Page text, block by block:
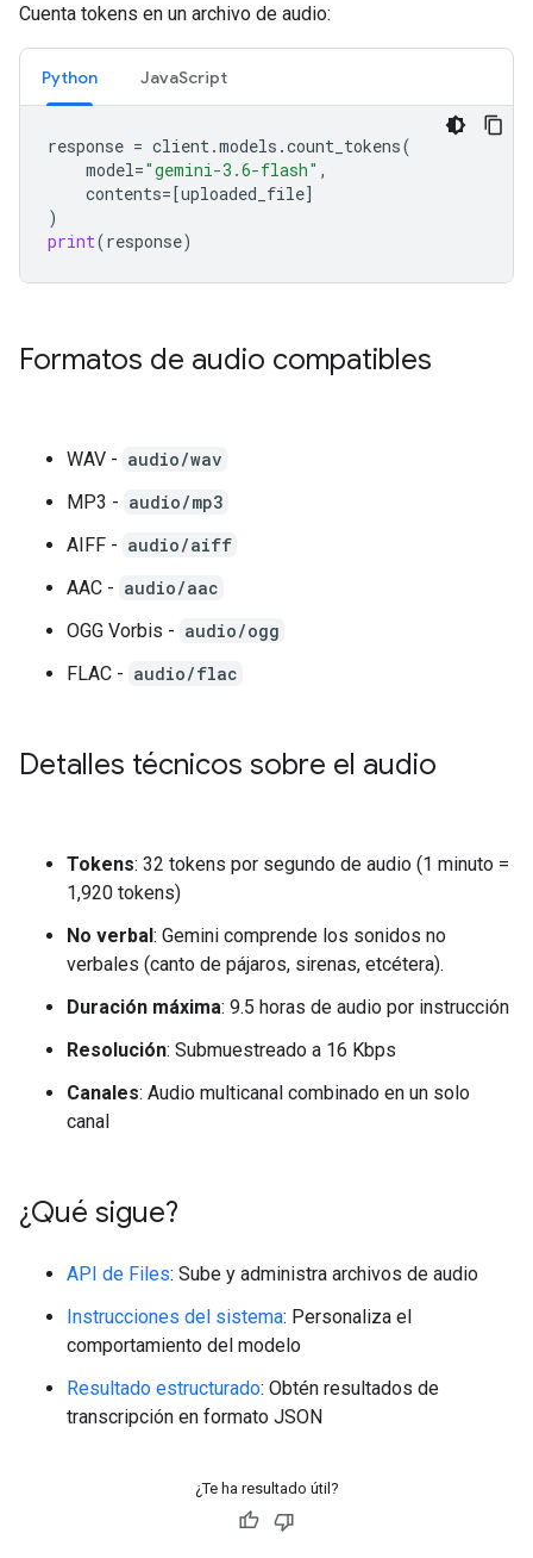
Cuenta tokens en un archivo de audio:
Python JavaScript
response = client .models .count_tokens(
model="gemini-3.6-flash" ,
contents=[uploaded_file]
)
print(response)
Formatos de audio compatibles
WAV - audio/wav
MP3 - audio/mp3
AIFF - audio/aiff
AAC - audio/aac
OGG Vorbis - audio/ogg
FLAC - audio/flac
Detalles técnicos sobre el audio
Tokens: 32 tokens por segundo de audio (1 minuto =
1,920 tokens)
No verbal: Gemini comprende los sonidos no
verbales (canto de pájaros, sirenas, etcétera).
Duración máxima: 9.5 horas de audio por instrucción
Resolución: Submuestreado a 16 Kbps
Canales: Audio multicanal combinado en un solo
canal
¿Qué sigue?
API de Files: Sube y administra archivos de audio
Instrucciones del sistema: Personaliza el
comportamiento del modelo
Resultado estructurado: Obtén resultados de
transcripción en formato JSON
¿Te ha resultado útil?